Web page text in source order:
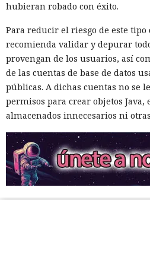
hubieran robado con éxito.
Para reducir el riesgo de este tipo
recomienda validar y depurar
provengan de los usuarios, así
de las cuentas de base de datos
públicas. A dichas cuentas no se
permisos para crear objetos
almacenados innecesarios ni